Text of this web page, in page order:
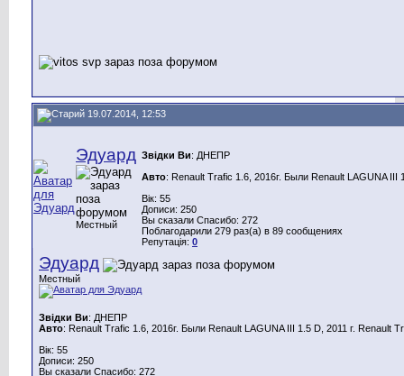
19.07.2014, 12:53
Эдуард
Местный
Звідки Ви: ДНЕПР
Авто: Renault Trafic 1.6, 2016г. Были Renault LAGUNA III
Вік: 55
Дописи: 250
Вы сказали Спасибо: 272
Поблагодарили 279 раз(а) в 89 сообщениях
Репутація: 0
Эдуард
Местный
Звідки Ви: ДНЕПР
Авто: Renault Trafic 1.6, 2016г. Были Renault LAGUNA III 1.5 D, 2011 г. Renault
Вік: 55
Дописи: 250
Вы сказали Спасибо: 272